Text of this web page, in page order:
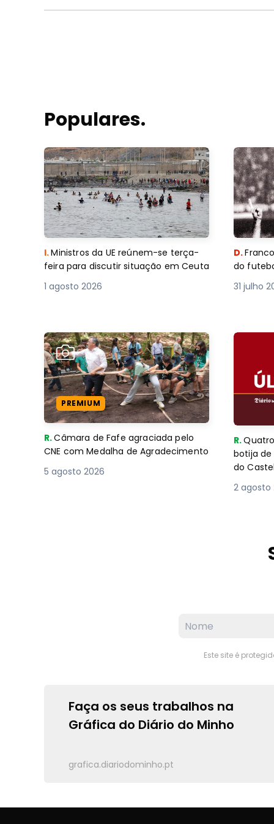
Populares.
I.Ministros da UE reúnem-se terça-
feira para discutir situação em Ceuta
1 agosto 2026
D.
do
31 julho
PREMIUM
R.Câmara de Fafe agraciada pelo
CNE com Medalha de Agradecimento
5 agosto 2026
R.
botija
do
2 agosto
Este site é
Faça os seus trabalhos na
Gráfica do Diário do Minho
grafica.diariodominho.pt